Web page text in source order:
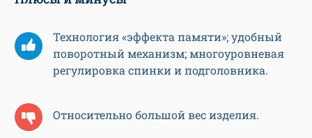
Технология «эффекта памяти»; удобный
поворотный механизм; многоуровневая
регулировка спинки и подголовника.
Относительно большой вес изделия.